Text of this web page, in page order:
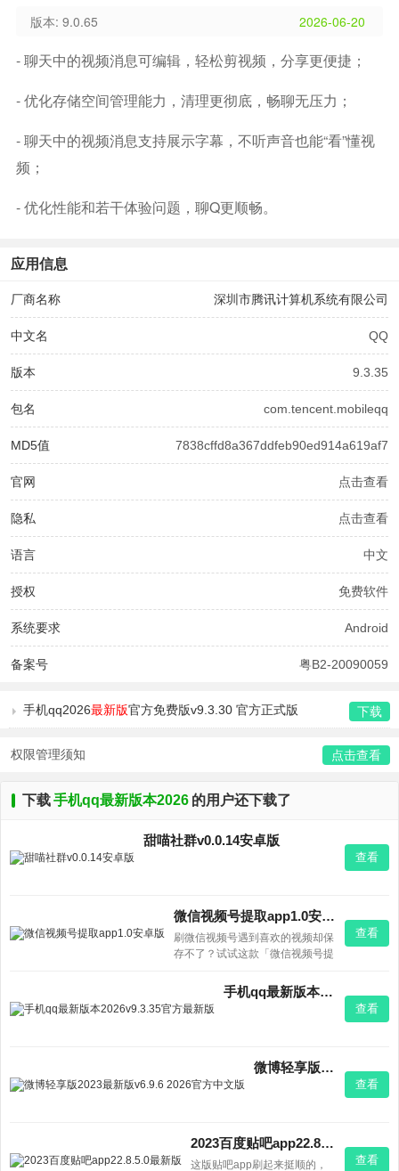
2026-06-20
版本: 9.0.65
- 聊天中的视频消息可编辑，轻松剪视频，分享更便捷；
- 优化存储空间管理能力，清理更彻底，畅聊无压力；
- 聊天中的视频消息支持展示字幕，不听声音也能“看”懂视
频；
- 优化性能和若干体验问题，聊Q更顺畅。
应用信息
厂商名称 深圳市腾讯计算机系统有限公司
中文名 QQ
版本 9.3.35
包名 com.tencent.mobileqq
MD5值 7838cffd8a367ddfeb90ed914a619af7
官网 点击查看
隐私 点击查看
语言 中文
授权 免费软件
系统要求 Android
备案号 粤B2-20090059
手机qq2026最新版官方免费版v9.3.30 官方正式版 下载
权限管理须知 点击查看
下载手机qq最新版本2026 的用户还下载了
甜喵社群v0.0.14安卓版
查看
微信视频号提取app1.0安卓版
刷微信视频号遇到喜欢的视频却保
存不了？试试这款「微信视频号提
空间，就能一键导出你刷过的所有
视频，画质完整无损。媒体从业者
必备，日常收藏素材也超方便。记
查看
手机qq最新版本2026v9.3.35官方最新版
查看
微博轻享版2023最新版v6.9.6 2026官方中文版
查看
2023百度贴吧app22.8.5.0最新版
这版贴吧app刷起来挺顺的， 查看